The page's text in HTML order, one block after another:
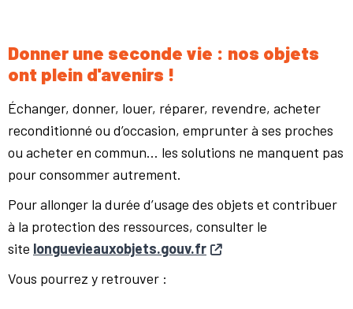
Donner une seconde vie : nos objets
ont plein d'avenirs !
Échanger, donner, louer, réparer, revendre, acheter
reconditionné ou d’occasion, emprunter à ses proches
ou acheter en commun… les solutions ne manquent pas
pour consommer autrement.
Pour allonger la durée d’usage des objets et contribuer
à la protection des ressources, consulter le
site longuevieauxobjets.gouv.fr
Vous pourrez y retrouver :